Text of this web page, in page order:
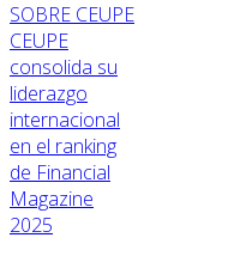
SOBRE CEUPE
CEUPE
consolida su
liderazgo
internacional
en el ranking
de Financial
Magazine
2025